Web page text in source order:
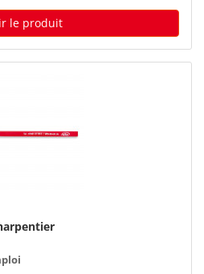
le produit